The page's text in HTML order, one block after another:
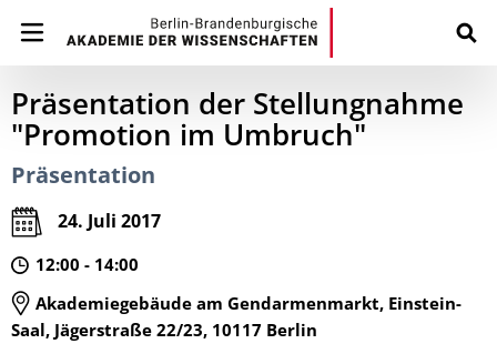
Präsentation der Stellungnahme
"Promotion im Umbruch"
Präsentation
24. Juli 2017
12:00 - 14:00
Akademiegebäude am Gendarmenmarkt, Einstein-
Saal, Jägerstraße 22/23, 10117 Berlin